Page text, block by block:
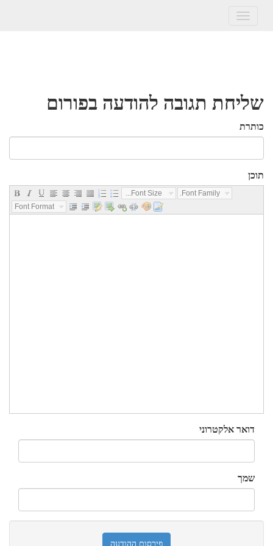
Toggle
שליחת תגובה להודעה בפורום
כותרת
תוכן
Font Size...
Font Family...
Font Format...
דואר אלקטרוני
שמך